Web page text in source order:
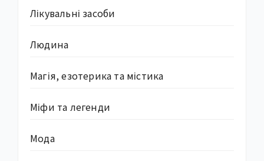
Лікувальні засоби
Людина
Магія, езотерика та містика
Міфи та легенди
Мода